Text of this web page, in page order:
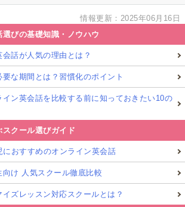
情報更新：2025年06月16日
びの基礎知識・ノウハウ
話が人気の理由とは？
な期間とは？習慣化のポイント
イン英会話を比較する前に知っておきたい10の
クール選びガイド
におすすめのオンライン英会話
け 人気スクール徹底比較
ズレッスン対応スクールとは？